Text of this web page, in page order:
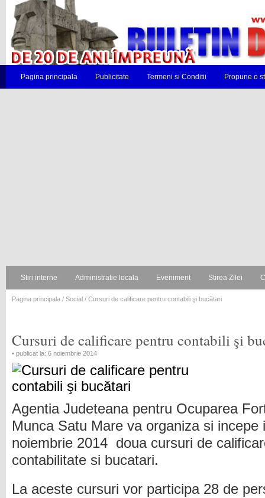
Pagina principala Publicitate Termeni si Conditii Propune o
Stiri interne Administratie locala Eveniment Stirea Zilei
Pagina principala / Social / Cursuri de calificare pentru contabili şi bucătari
Cursuri de calificare pentru contabili şi
• publicat la: 6 noiembrie 2014
Agentia Judeteana pentru Ocuparea
Munca Satu Mare va organiza si incepe
noiembrie 2014 doua cursuri de
contabilitate si bucatari.
La aceste cursuri vor participa 28 de